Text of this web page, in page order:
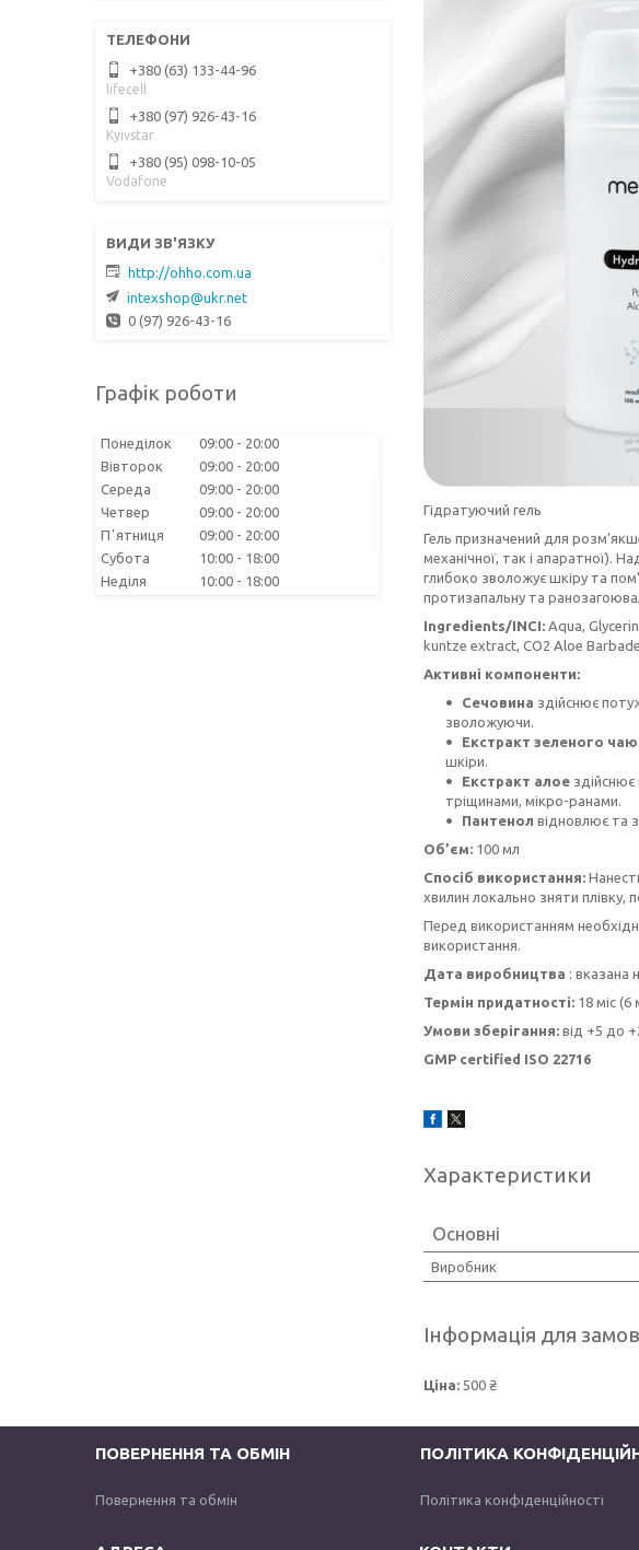
Гідратуючий гель
Гель призначений для
механічної, так і апаратної).
глибоко зволожує шкіру та
протизапальну та
Ingredients/INCI: Aqua,
kuntze extract, CO2 Aloe
Активні компоненти:
Сечовина здійснює
зволожуючи.
Екстракт зеленого чаю
шкіри.
Екстракт алое
тріщинами, мікро-ранами.
Пантенол відновлює та
Об’єм: 100 мл
Спосіб використання:
хвилин локально зняти плівку,
Перед використанням
використання.
Дата виробництва : вказана
Термін придатності: 18 міс (6
Умови зберігання: від +5 до
GMP certified ISO 22716
Характеристики
Основні
Виробник
Інформація для
Ціна: 500 ₴
+380 (63) 133-44-96
lifecell
+380 (97) 926-43-16
Kyivstar
+380 (95) 098-10-05
Vodafone
http://ohho.com.ua
intexshop@ukr.net
0 (97) 926-43-16
Графік роботи
Понеділок 09:00
20:00
Вівторок
09:00
20:00
Середа
09:00
20:00
Четвер
09:00
20:00
Пʼятниця
09:00
20:00
Субота
10:00
18:00
Неділя
10:00 18:00
ПОВЕРНЕННЯ ТА ОБМІН
Повернення та обмін
ПОЛІТИКА
Політика конфіденційності